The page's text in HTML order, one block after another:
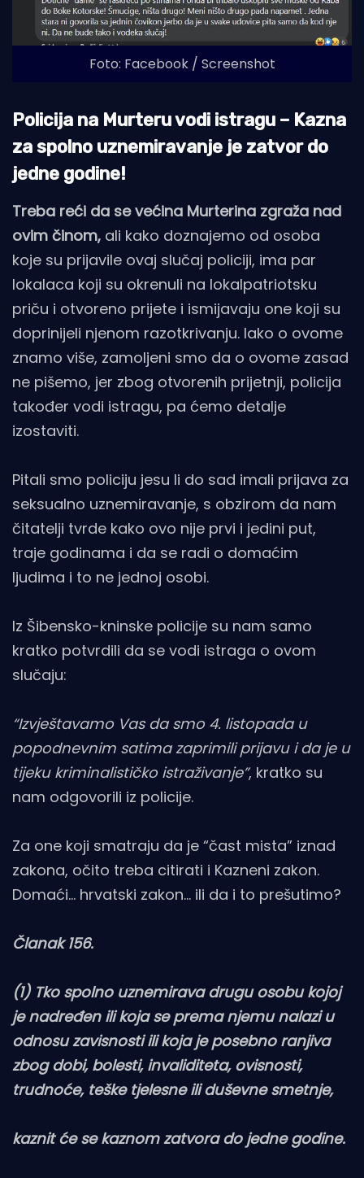
Foto: Facebook / Screenshot
Policija na Murteru vodi istragu – Kazna
za spolno uznemiravanje je zatvor do
jedne godine!
Treba reći da se većina Murterina zgraža nad
ovim činom, ali kako doznajemo od osoba
koje su prijavile ovaj slučaj policiji, ima par
lokalaca koji su okrenuli na lokalpatriotsku
priču i otvoreno prijete i ismijavaju one koji su
doprinijeli njenom razotkrivanju. Iako o ovome
znamo više, zamoljeni smo da o ovome zasad
ne pišemo, jer zbog otvorenih prijetnji, policija
također vodi istragu, pa ćemo detalje
izostaviti.
Pitali smo policiju jesu li do sad imali prijava za
seksualno uznemiravanje, s obzirom da nam
čitatelji tvrde kako ovo nije prvi i jedini put,
traje godinama i da se radi o domaćim
ljudima i to ne jednoj osobi.
Iz Šibensko-kninske policije su nam samo
kratko potvrdili da se vodi istraga o ovom
slučaju:
“Izvještavamo Vas da smo 4. listopada u
popodnevnim satima zaprimili prijavu i da je u
tijeku kriminalističko istraživanje”, kratko su
nam odgovorili iz policije.
Za one koji smatraju da je “čast mista” iznad
zakona, očito treba citirati i Kazneni zakon.
Domaći… hrvatski zakon… ili da i to prešutimo?
Članak 156.
(1) Tko spolno uznemirava drugu osobu kojoj
je nadređen ili koja se prema njemu nalazi u
odnosu zavisnosti ili koja je posebno ranjiva
zbog dobi, bolesti, invaliditeta, ovisnosti,
trudnoće, teške tjelesne ili duševne smetnje,
kaznit će se kaznom zatvora do jedne godine.